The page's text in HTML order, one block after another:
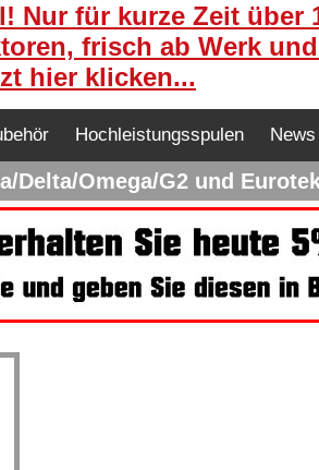
Nur für kurze Zeit über
frisch ab Werk
hier klicken...
Hochleistungsspulen News
Omega/G2 und